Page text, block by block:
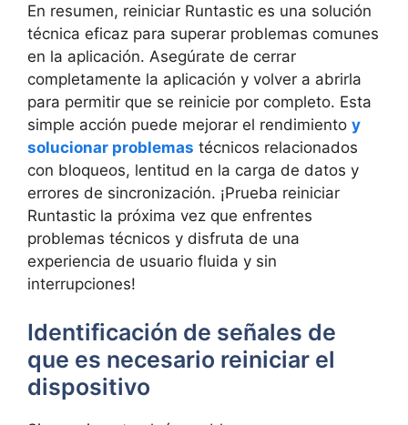
En resumen, reiniciar Runtastic es una solución⁣
técnica eficaz para superar problemas comunes
en la aplicación. Asegúrate de cerrar
completamente la aplicación y volver a ⁣abrirla⁣
para permitir que se reinicie por completo. Esta
simple‌ acción puede mejorar el rendimiento y
solucionar problemas técnicos‌ relacionados
con‌ bloqueos, lentitud en‍ la carga de datos y
errores de sincronización. ¡Prueba ​reiniciar
Runtastic la próxima vez que enfrentes
problemas técnicos⁣ y disfruta de‍ una
experiencia ⁤de usuario ⁢fluida y sin
interrupciones!
Identificación de señales de‍
que es necesario reiniciar el
dispositivo